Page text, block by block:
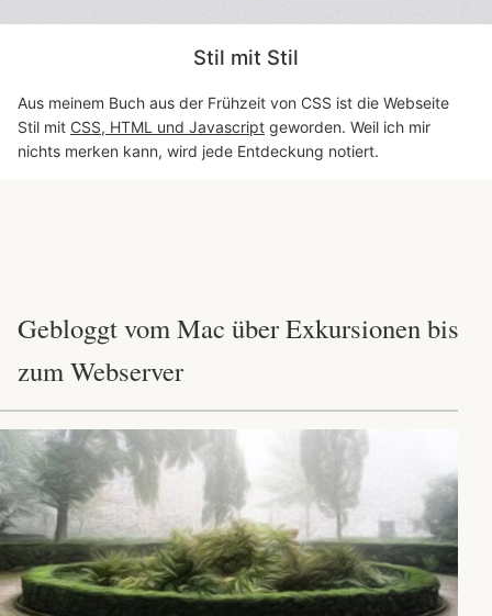
Stil mit Stil
Aus meinem Buch aus der Frühzeit von CSS ist die Webseite
Stil mit CSS, HTML und Javascript geworden. Weil ich mir
nichts merken kann, wird jede Entdeckung notiert.
Gebloggt vom Mac über Exkursionen bis
zum Webserver